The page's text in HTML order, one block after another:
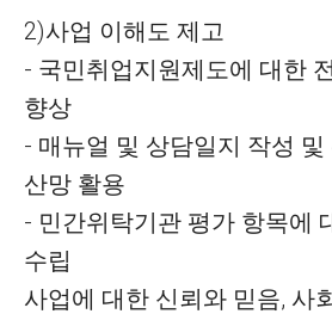
2)사업 이해도 제고
- 국민취업지원제도에 대한
향상
- 매뉴얼 및 상담일지 작성 및
산망 활용
- 민간위탁기관 평가 항목에
수립
사업에 대한 신뢰와 믿음, 사